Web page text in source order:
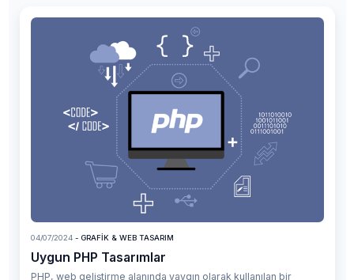
04/07/2024- GRAFIK & WEB TASARIM
Uygun PHP Tasarımlar
PHP, web geliştirme alanında yaygın olarak kullanılan bir